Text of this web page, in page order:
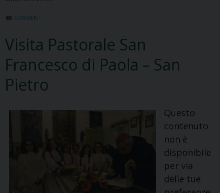
COMMENT
Visita Pastorale San
Francesco di Paola – San
Pietro
Questo
contenuto
non è
disponibile
per via
delle tue